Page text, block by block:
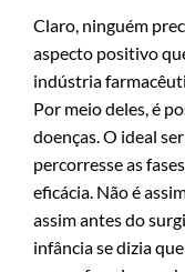
Claro, ninguém
aspecto positivo
indústria
Por meio deles, é
doenças. O ideal
percorresse as
eficácia. Não é
assim antes do
infância se dizia